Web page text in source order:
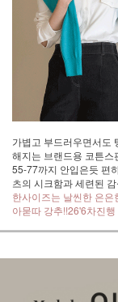
가볍고 부드러우면서도
해지는 브랜드용 코튼스
55-77까지 안입은듯 편
츠의 시크함과 세련된 감
한사이즈는 날씬한 은은
아묻따 강추!!26'6차진행